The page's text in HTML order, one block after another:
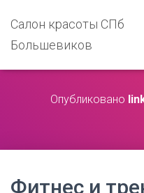
Салон красоты СПб
Большевиков
Опубликовано
Фитнес и